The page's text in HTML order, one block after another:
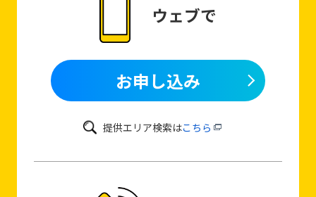
ウェブで
お申し込み
提供エリア検索はこちら